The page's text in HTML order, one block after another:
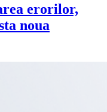
erorilor,
noua